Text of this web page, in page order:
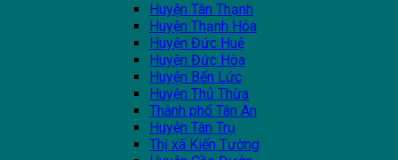
Huyện Tân Thạnh
Huyện Thạnh Hóa
Huyện Đức Huệ
Huyện Đức Hòa
Huyện Bến Lức
Huyện Thủ Thừa
Thành phố Tân An
Huyện Tân Trụ
Thị xã Kiến Tường